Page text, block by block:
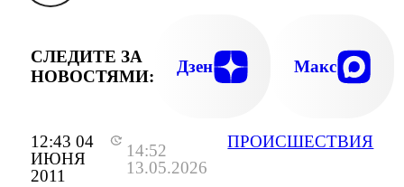
12:43 04
ИЮНЯ
2011
14:52
13.05.2026
ПРОИСШЕСТВИЯ
СЛЕДИТЕ ЗА
НОВОСТЯМИ:
Дзен Макс